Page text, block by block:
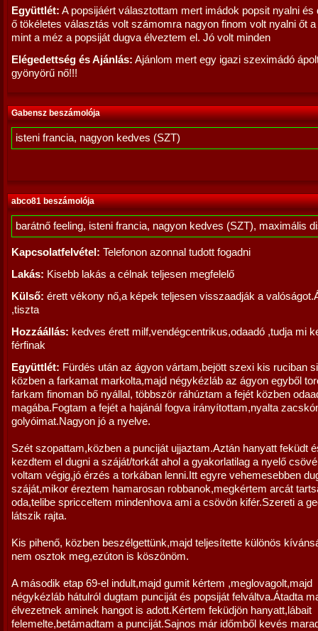
Együttlét: A popsijáért választottam mert imádok popsit nyalni és
ő tökéletes választás volt számomra nagyon finom volt nyalni őt
mint a méz a popsiját dugva élveztem el. Jó volt minden
Elégedettség és Ajánlás: Ajánlom mert egy igazi szeximádó
gyönyörű nő!!!
Gabensz beszámolója
isteni francia, nagyon kedves (SZT)
abco81 beszámolója
barátnő feeling, isteni francia, nagyon kedves (SZT), maximális
Kapcsolatfelvétel: Telefonon azonnal tudott fogadni
Lakás: Kisebb lakás a célnak teljesen megfelelő
Külső: érett vékony nő,a képek teljesen visszaadják a
,tiszta
Hozzáállás: kedves érett milf,vendégcentrikus,odaadó ,tudja mi
férfinak
Együttlét: Fürdés után az ágyon vártam,bejött szexi kis ruciban
közben a farkamat markolta,majd négykézláb az ágyon egyből
farkam finoman bő nyállal, többször ráhúztam a fejét közben
magába.Fogtam a fejét a hajánál fogva irányítottam,nyalta
golyóimat.Nagyon jó a nyelve.
Szét szopattam,közben a punciját ujjaztam.Aztán hanyatt feküdt
kezdtem el dugni a száját/torkát ahol a gyakorlatilag a nyelő
voltam végig,jó érzés a torkában lenni.Itt egyre vehemesebben
száját,mikor éreztem hamarosan robbanok,megkértem arcát
oda,telibe spricceltem mindenhova ami a csövön kifér.Szereti a
látszik rajta.
Kis pihenő, közben beszélgettünk,majd teljesítette különös
nem osztok meg,ezúton is köszönöm.
A második etap 69-el indult,majd gumit kértem ,meglovagolt,majd
négykézláb hátulról dugtam punciját és popsiját felváltva.Átadta
élvezetnek aminek hangot is adott.Kértem feküdjön hanyatt,lábait
felemelte,betámadtam a punciját.Sajnos már időmből kevés